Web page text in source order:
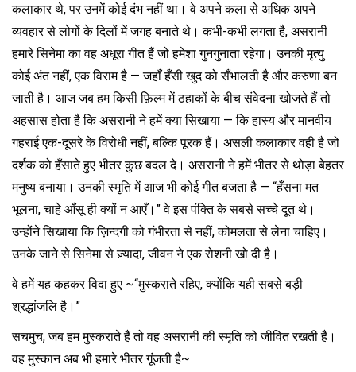
कलाकार थे, पर उनमें कोई दंभ नहीं था। वे अपने कला से अधिक अपने
व्यवहार से लोगों के दिलों में जगह बनाते थे। कभी-कभी लगता है, असरानी
हमारे सिनेमा का वह अधूरा गीत हैं जो हमेशा गुनगुनाता रहेगा। उनकी मृत्यु
कोई अंत नहीं, एक विराम है — जहाँ हँसी खुद को सँभालती है और करुणा बन
जाती है। आज जब हम किसी फ़िल्म में ठहाकों के बीच संवेदना खोजते हैं तो
अहसास होता है कि असरानी ने हमें क्या सिखाया — कि हास्य और मानवीय
गहराई एक-दूसरे के विरोधी नहीं, बल्कि पूरक हैं। असली कलाकार वही है जो
दर्शक को हँसाते हुए भीतर कुछ बदल दे। असरानी ने हमें भीतर से थोड़ा बेहतर
मनुष्य बनाया। उनकी स्मृति में आज भी कोई गीत बजता है — “हँसना मत
भूलना, चाहे आँसू ही क्यों न आएँ।” वे इस पंक्ति के सबसे सच्चे दूत थे।
उन्होंने सिखाया कि ज़िन्दगी को गंभीरता से नहीं, कोमलता से लेना चाहिए।
उनके जाने से सिनेमा से ज़्यादा, जीवन ने एक रोशनी खो दी है।
वे हमें यह कहकर विदा हुए ~“मुस्कराते रहिए, क्योंकि यही सबसे बड़ी
श्रद्धांजलि है।”
सचमुच, जब हम मुस्कराते हैं तो वह असरानी की स्मृति को जीवित रखती है।
वह मुस्कान अब भी हमारे भीतर गूंजती है~